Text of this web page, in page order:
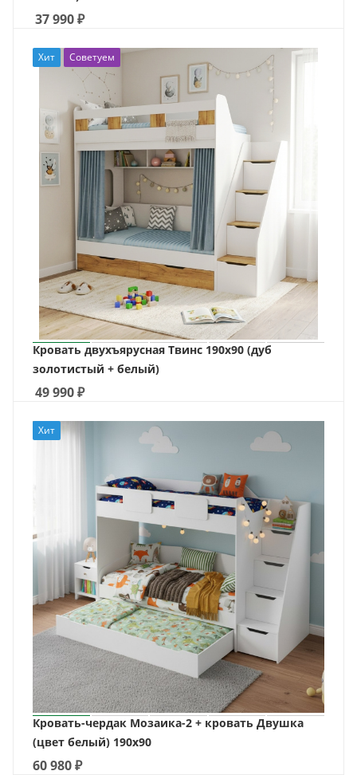
37 990₽
Хит Советуем
Кровать двухъярусная Твинс 190х90 (дуб
золотистый + белый)
49 990₽
Хит
Кровать-чердак Мозаика-2 + кровать Двушка
(цвет белый) 190х90
60 980₽